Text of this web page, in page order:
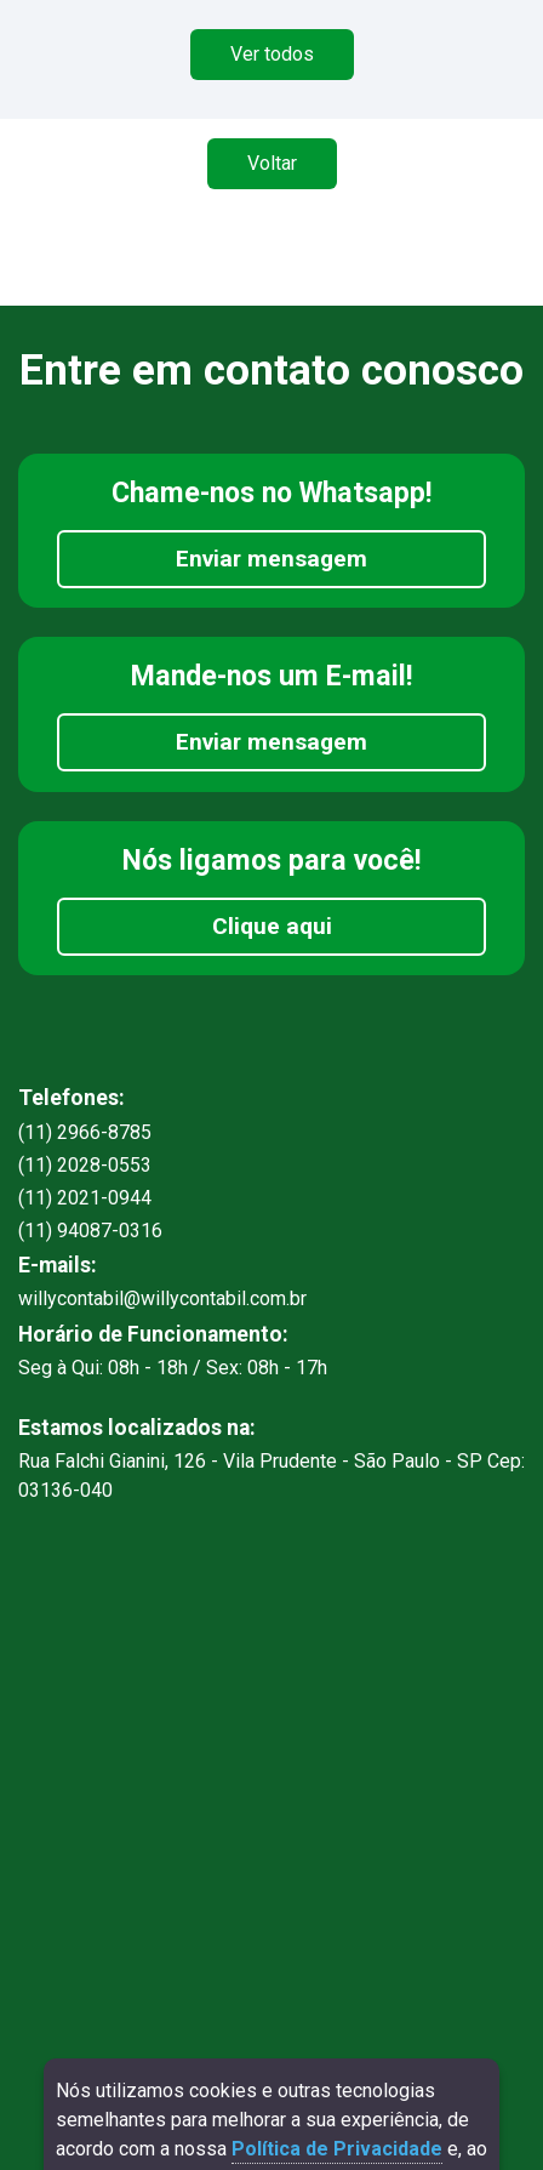
Ver todos
Voltar
Entre em contato conosco
Chame-nos no Whatsapp!
Enviar mensagem
Mande-nos um E-mail!
Enviar mensagem
Nós ligamos para você!
Clique aqui
Telefones:
(11) 2966-8785
(11) 2028-0553
(11) 2021-0944
(11) 94087-0316
E-mails:
willycontabil@willycontabil.com.br
Horário de Funcionamento:
Seg à Qui: 08h - 18h / Sex: 08h - 17h
Estamos localizados na:
Rua Falchi Gianini, 126 - Vila Prudente - São Paulo - SP Cep:
03136-040
Direitos reservados à Willy Contábil - 2026
Nós utilizamos cookies e outras tecnologias
semelhantes para melhorar a sua experiência, de
acordo com a nossa Política de Privacidade e, ao